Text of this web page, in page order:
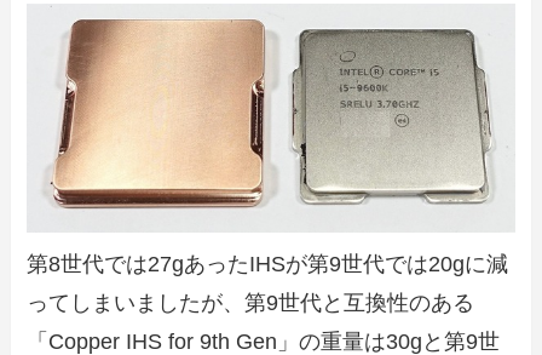
第8世代では27gあったIHSが第9世代では20gに減
ってしまいましたが、第9世代と互換性のある
「Copper IHS for 9th Gen」の重量は30gと第9世